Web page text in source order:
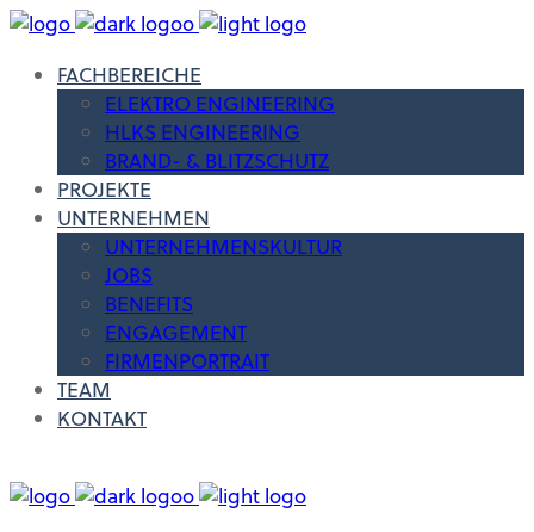
FACHBEREICHE
ELEKTRO ENGINEERING
HLKS ENGINEERING
BRAND- & BLITZSCHUTZ
PROJEKTE
UNTERNEHMEN
UNTERNEHMENSKULTUR
JOBS
BENEFITS
ENGAGEMENT
FIRMENPORTRAIT
TEAM
KONTAKT